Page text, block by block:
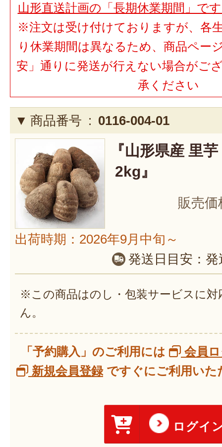
山形直送計画の「長期休業期間」で
※注文は受け付けておりますが、各
り休業期間は異なるため、商品ペー
安」通りに発送が行えない場合がご
承ください
商品番号 : 0116-004-01
『山形県産 里
2kg』
販売価
出荷時期：2026年9月中旬～
発送日目安： 発
※この商品はのし・包装サービスに対
ん。
「予約購入」のご利用には
会員
新規会員登録ですぐにご利用いた
ログイ